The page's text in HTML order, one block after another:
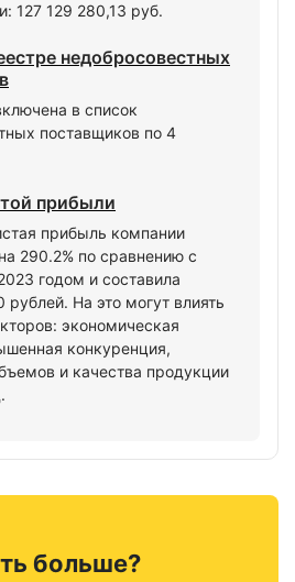
127 129 280,13 руб.
недобросовестных
в список
поставщиков по 4
прибыли
прибыль компании
290.2% по сравнению с
годом и составила
На это могут влиять
экономическая
конкуренция,
и качества продукции
больше?